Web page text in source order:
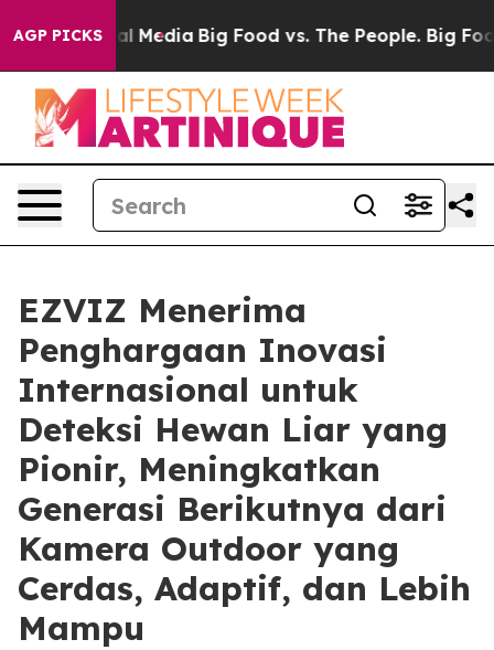
AGP PICKS
Social Media Big Food vs. The People. Big Food’s
EZVIZ Menerima
Penghargaan Inovasi
Internasional untuk
Deteksi Hewan Liar yang
Pionir, Meningkatkan
Generasi Berikutnya dari
Kamera Outdoor yang
Cerdas, Adaptif, dan Lebih
Mampu